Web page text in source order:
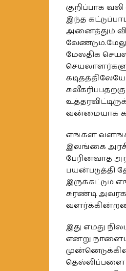
குறிப்பாக
இந்த
அனைத்தும்
மேலதிக
சுவீகரிப்பதற்கு
வன்மையாக
எங்கள்
இலங்கை
பேரினவாத
பயன்படுத்தி
சுரண்டி
இது எமது
என்று